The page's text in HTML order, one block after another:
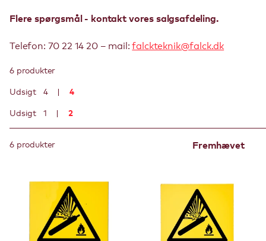
Flere spørgsmål - kontakt vores salgsafdeling.
Telefon: 70 22 14 20 – mail:falckteknik@falck.dk
6 produkter
Udsigt
4 4
Udsigt 1 2
6 produkter